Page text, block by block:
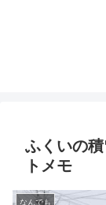
ふくいの
トメモ
なんでも